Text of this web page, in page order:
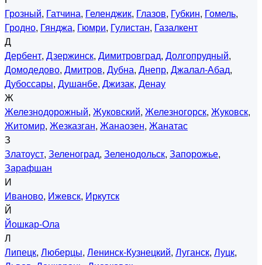
Грозный, Гатчина, Геленджик, Глазов, Губкин, Гомель,
Гродно, Гянджа, Гюмри, Гулистан, Газалкент
Д
Дербент, Дзержинск, Димитровград, Долгопрудный,
Домодедово, Дмитров, Дубна, Днепр, Джалал-Абад,
Дубоссары, Душанбе, Джизак, Денау
Ж
Железнодорожный, Жуковский, Железногорск, Жуковск,
Житомир, Жезказган, Жанаозен, Жанатас
З
Златоуст, Зеленоград, Зеленодольск, Запорожье,
Зарафшан
И
Иваново, Ижевск, Иркутск
Й
Йошкар-Ола
Л
Липецк, Люберцы, Ленинск-Кузнецкий, Луганск, Луцк,